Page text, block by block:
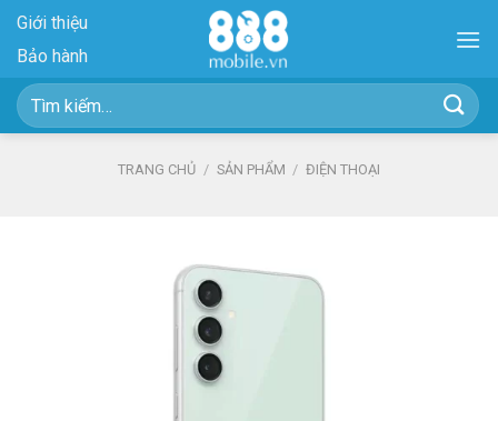
Skip
content
Giới thiệu
Bảo hành
Tìm
kiếm:
TRANG CHỦ / SẢN PHẨM / ĐIỆN THOẠI